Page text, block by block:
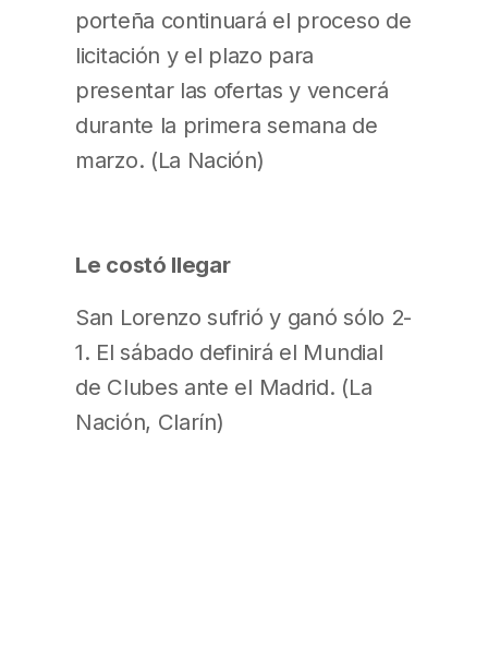
porteña continuará el proceso de
licitación y el plazo para
presentar las ofertas y vencerá
durante la primera semana de
marzo. (La Nación)
Le costó llegar
San Lorenzo sufrió y ganó sólo 2-
1. El sábado definirá el Mundial
de Clubes ante el Madrid. (La
Nación, Clarín)